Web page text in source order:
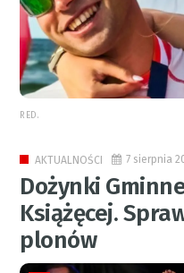
RED.
AKTUALNOŚCI 7 sierpnia
Dożynki
Książęcej.
plonów